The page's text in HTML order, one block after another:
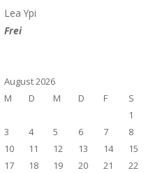
Lea Ypi
Frei
August 2026
M
D M D F S
1
3
4 5 6 7 8
10
11 12 13 14 15
17
18 19 20 21 22